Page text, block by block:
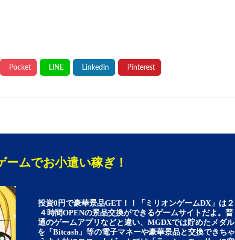
ームでお小遣い稼ぎ！
投資0円で豪華景品GET！！「ミリオンゲームDX」は２
４時間OPENの景品交換ができるゲームサイトだよ。普
通のゲームアプリなどと違い、MGDXでは貯めたメダル
を「Bitcash」等の電子マネーや豪華景品と交換できちゃ